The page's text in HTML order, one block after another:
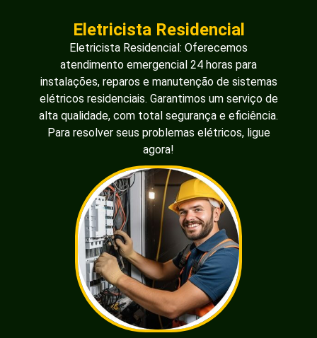
Eletricista Residencial
Eletricista Residencial: Oferecemos
atendimento emergencial 24 horas para
instalações, reparos e manutenção de sistemas
elétricos residenciais. Garantimos um serviço de
alta qualidade, com total segurança e eficiência.
Para resolver seus problemas elétricos, ligue
agora!